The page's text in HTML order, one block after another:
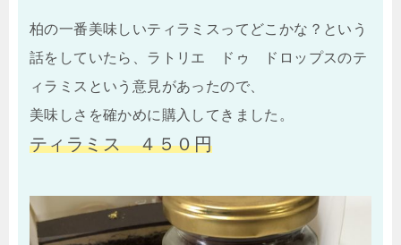
柏の一番美味しいティラミスってどこかな？という
話をしていたら、ラトリエ ドゥ ドロップスのテ
ィラミスという意見があったので、
美味しさを確かめに購入してきました。
ティラミス ４５０円